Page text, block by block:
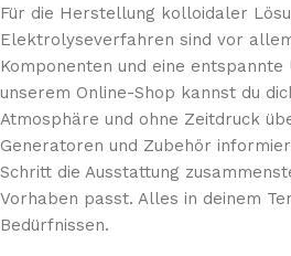
Für die Herstellung kolloidaler
Elektrolyseverfahren sind vor
Komponenten und eine entspannte
unserem Online-Shop kannst du
Atmosphäre und ohne Zeitdruck
Generatoren und Zubehör
Schritt die Ausstattung
Vorhaben passt. Alles in deinem
Bedürfnissen.